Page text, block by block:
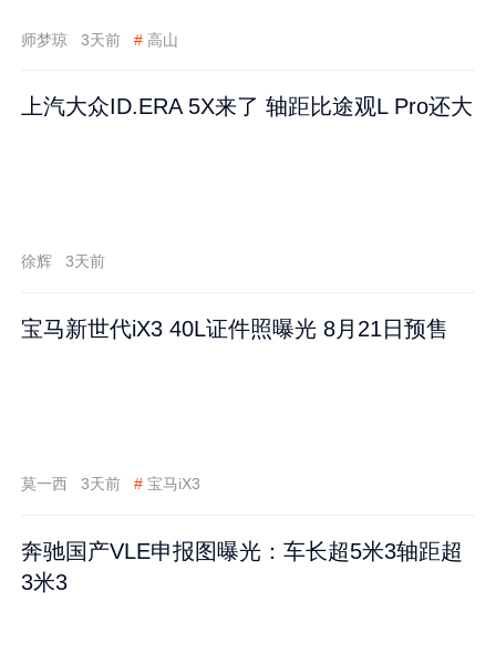
师梦琼 3天前 # 高山
上汽大众ID.ERA 5X来了 轴距比途观L Pro还大
徐辉 3天前
宝马新世代iX3 40L证件照曝光 8月21日预售
莫一西 3天前 # 宝马iX3
奔驰国产VLE申报图曝光：车长超5米3轴距超
3米3